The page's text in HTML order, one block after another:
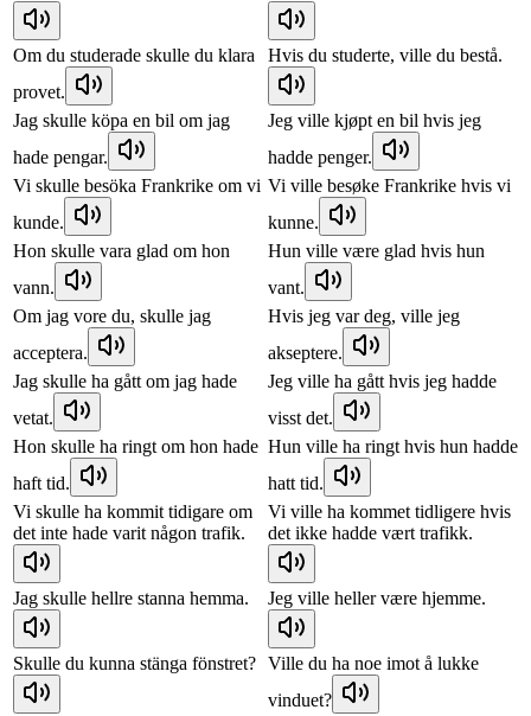
Om du studerade skulle du klara
provet.
Hvis du studerte, ville du bestå.
Jag skulle köpa en bil om jag
hade pengar.
Jeg ville kjøpt en bil hvis jeg
hadde penger.
Vi skulle besöka Frankrike om vi
kunde.
Vi ville besøke Frankrike hvis vi
kunne.
Hon skulle vara glad om hon
vann.
Hun ville være glad hvis hun
vant.
Om jag vore du, skulle jag
acceptera.
Hvis jeg var deg, ville jeg
akseptere.
Jag skulle ha gått om jag hade
vetat.
Jeg ville ha gått hvis jeg hadde
visst det.
Hon skulle ha ringt om hon hade
haft tid.
Hun ville ha ringt hvis hun hadde
hatt tid.
Vi skulle ha kommit tidigare om
det inte hade varit någon trafik.
Vi ville ha kommet tidligere hvis
det ikke hadde vært trafikk.
Jag skulle hellre stanna hemma. Jeg ville heller være hjemme.
Skulle du kunna stänga fönstret? Ville du ha noe imot å lukke
vinduet?